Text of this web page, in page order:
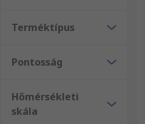
Terméktípus
Pontosság
Hőmérsékleti
skála